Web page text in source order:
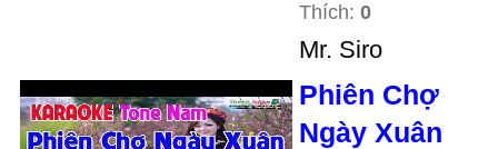
Thích: 0
Mr. Siro
Phiên Chợ
Ngày Xuân